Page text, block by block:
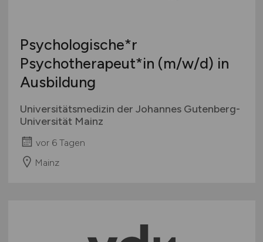
Psychologische*r
Psychotherapeut*in (m/w/d) in
Ausbildung
Universitätsmedizin der Johannes Gutenberg-
Universität Mainz
vor 6 Tagen
Mainz